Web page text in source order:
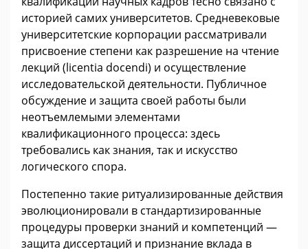
историей самих университетов. Средневековые
университетские корпорации рассматривали
присвоение степени как разрешение на чтение
лекций (licentia docendi) и осуществление
исследовательской деятельности. Публичное
обсуждение и защита своей работы были
неотъемлемыми элементами
квалификационного процесса: здесь
требовались как знания, так и искусство
логического спора.
Постепенно такие ритуализированные действия
эволюционировали в стандартизированные
процедуры проверки знаний и компетенций —
защита диссертаций и признание вклада в